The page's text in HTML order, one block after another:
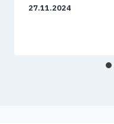
27.11.2024